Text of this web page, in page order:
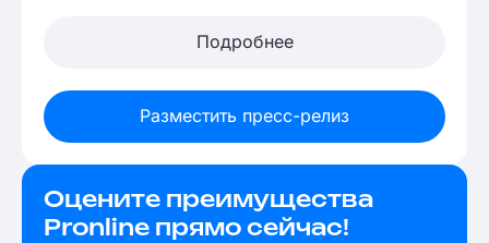
Подробнее
Разместить пресс-релиз
Оцените преимущества
Pronline прямо сейчас!